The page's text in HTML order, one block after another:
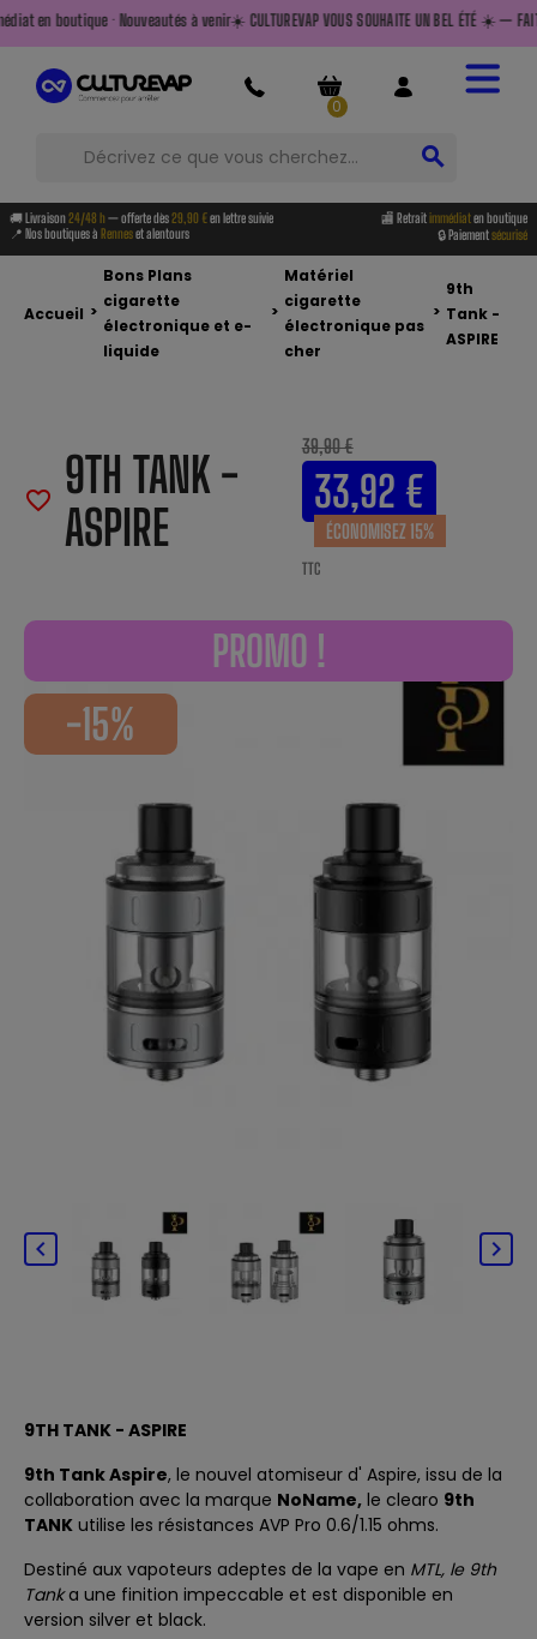
· Nouveautés à venir☀️ CULTUREVAP VOUS SOUHAITE UN BEL ÉTÉ ☀️ — FAITES LE
0
search
🚚 Livraison24/48 h — offerte dès29,90 €en lettre suivie 🏬 Retraitimmédiaten boutique
📍 Nos boutiques à Renneset alentours 🔒 Paiementsécurisé
Accueil >
Bons Plans
cigarette
électronique et e-
liquide
>
Matériel
cigarette
électronique pas
cher
>
9th
Tank -
ASPIRE
PROMO !
-15%
 
favorite_border 9TH TANK -
ASPIRE
39,90 €
33,92 €
ÉCONOMISEZ 15%
TTC
9TH TANK - ASPIRE
9th Tank Aspire, le nouvel atomiseur d' Aspire, issu de la
collaboration avec la marque NoName, le clearo 9th
TANK utilise les résistances AVP Pro 0.6/1.15 ohms.
Destiné aux vapoteurs adeptes de la vape en MTL, le 9th
Tanka une finition impeccable et est disponible en
version silver et black.